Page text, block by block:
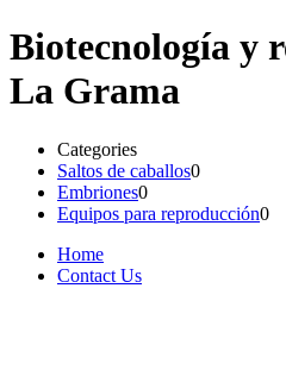
Biotecnología y
La Grama
Categories
Saltos de caballos0
Embriones0
Equipos para reproducción0
Home
Contact Us